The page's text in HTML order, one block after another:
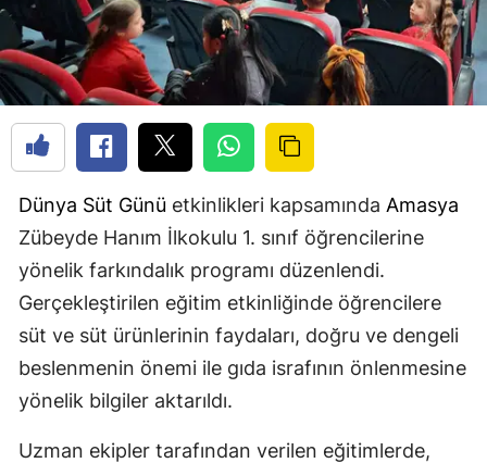
Dünya Süt Günü etkinlikleri kapsamında Amasya
Zübeyde Hanım İlkokulu 1. sınıf öğrencilerine
yönelik farkındalık programı düzenlendi.
Gerçekleştirilen eğitim etkinliğinde öğrencilere
süt ve süt ürünlerinin faydaları, doğru ve dengeli
beslenmenin önemi ile gıda israfının önlenmesine
yönelik bilgiler aktarıldı.
Uzman ekipler tarafından verilen eğitimlerde,